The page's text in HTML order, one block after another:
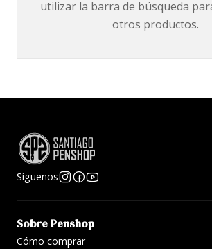
utilizar la barra de búsqueda
otros productos.
Síguenos
Sobre Penshop
Cómo comprar